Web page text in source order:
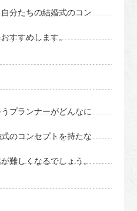
分たちの結婚式のコン
すすめします。
プランナーがどんなに
のコンセプトを持たな
難しくなるでしょう。